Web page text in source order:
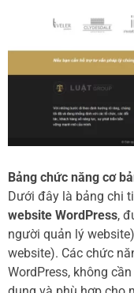
Bảng chức năng cơ
Dưới đây là bảng chi
website WordPress,
người quản lý
website). Các chức
WordPress, không